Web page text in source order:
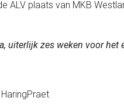
ALV plaats van MKB
uiterlijk zes weken voor het